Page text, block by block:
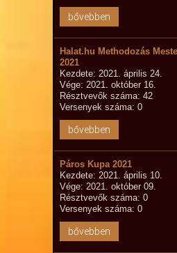
bővebben
Halat.hu Methodozás
2021
Kezdete: 2021. április 24.
Vége: 2021. október 16.
Résztvevők száma: 42
Versenyek száma: 0
bővebben
Páros Kupa 2021
Kezdete: 2021. április 10.
Vége: 2021. október 09.
Résztvevők száma: 0
Versenyek száma: 0
bővebben